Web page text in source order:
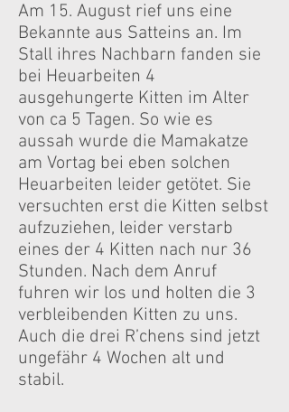
Am 15. August rief uns eine
Bekannte aus Satteins an. Im
Stall ihres Nachbarn fanden sie
bei Heuarbeiten 4
ausgehungerte Kitten im Alter
von ca 5 Tagen. So wie es
aussah wurde die Mamakatze
am Vortag bei eben solchen
Heuarbeiten leider getötet. Sie
versuchten erst die Kitten selbst
aufzuziehen, leider verstarb
eines der 4 Kitten nach nur 36
Stunden. Nach dem Anruf
fuhren wir los und holten die 3
verbleibenden Kitten zu uns.
Auch die drei R’chens sind jetzt
ungefähr 4 Wochen alt und
stabil.